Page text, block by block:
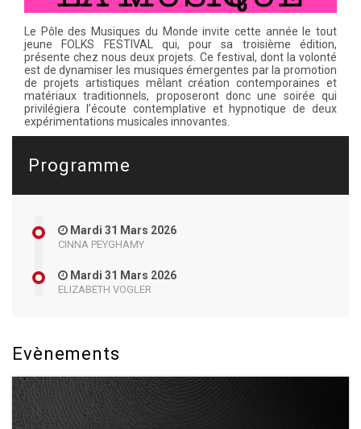
Le Pôle des Musiques du Monde invite cette année le tout
jeune FOLKS FESTIVAL qui, pour sa troisième édition,
présente chez nous deux projets. Ce festival, dont la volonté
est de dynamiser les musiques émergentes par la promotion
de projets artistiques mêlant création contemporaines et
matériaux traditionnels, proposeront donc une soirée qui
privilégiera l’écoute contemplative et hypnotique de deux
expérimentations musicales innovantes.
Programme
Mardi 31 Mars 2026
CINNA PEYGHAMY
Mardi 31 Mars 2026
ELIZABETH VOGLER
Evènements